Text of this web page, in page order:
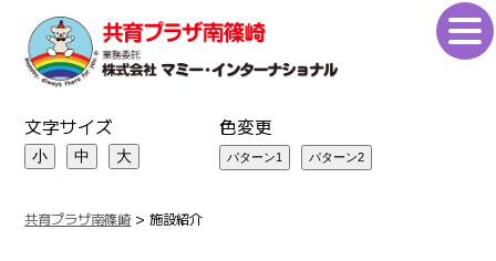
文字サイズ
小 中 大
色変更
共育プラザ南篠崎>施設紹介